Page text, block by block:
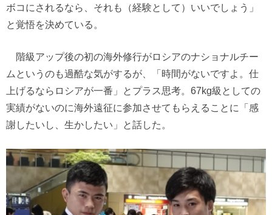
ボコにされるなら、それも（経験として）いいでしょう」
と覚悟を決めている。
階級アップ後の初の海外修行がロシアのナショナルチー
ムというのも過酷な気がするが、「時間がないですよ。仕
上げるならロシアが一番」とプラス思考。67kg級としての
実績がないのに海外遠征に参加させてもらえることに「感
謝したいし、生かしたい」と話した。